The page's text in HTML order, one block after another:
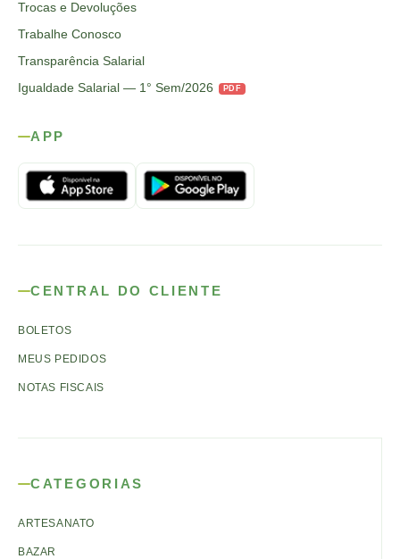
Trocas e Devoluções
Trabalhe Conosco
Transparência Salarial
Igualdade Salarial — 1° Sem/2026
PDF
APP
CENTRAL DO CLIENTE
BOLETOS
MEUS PEDIDOS
NOTAS FISCAIS
CATEGORIAS
ARTESANATO
BAZAR